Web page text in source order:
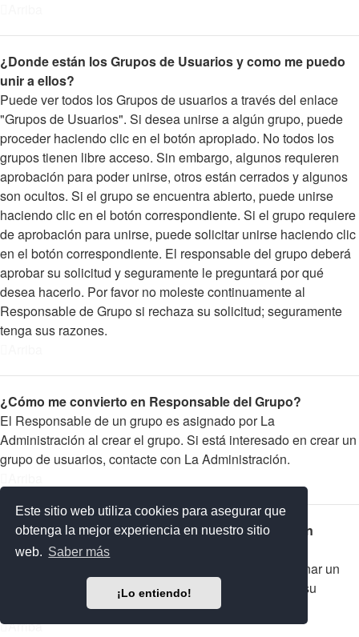
Este sitio web utiliza cookies para asegurar que
obtenga la mejor experiencia en nuestro sitio
web. Saber más
¡Lo entiendo!
¿Donde están los Grupos de Usuarios y como me puedo
unir a ellos?
Puede ver todos los Grupos de usuarios a través del enlace
"Grupos de Usuarios". Si desea unirse a algún grupo, puede
proceder haciendo clic en el botón apropiado. No todos los
grupos tienen libre acceso. Sin embargo, algunos requieren
aprobación para poder unirse, otros están cerrados y algunos
son ocultos. Si el grupo se encuentra abierto, puede unirse
haciendo clic en el botón correspondiente. Si el grupo requiere
de aprobación para unirse, puede solicitar unirse haciendo clic
en el botón correspondiente. El responsable del grupo deberá
aprobar su solicitud y seguramente le preguntará por qué
desea hacerlo. Por favor no moleste continuamente al
Responsable de Grupo si rechaza su solicitud; seguramente
tenga sus razones.
¿Cómo me convierto en Responsable del Grupo?
El Responsable de un grupo es asignado por La
Administración al crear el grupo. Si está interesado en crear un
grupo de usuarios, contacte con La Administración.
¿Por qué algunos Grupos de Usuarios aparecen en
diferentes colores?
La Administración del foro tiene la posibilidad de asignar un
color a los usuarios de un grupo para hacer más fácil su
Arriba